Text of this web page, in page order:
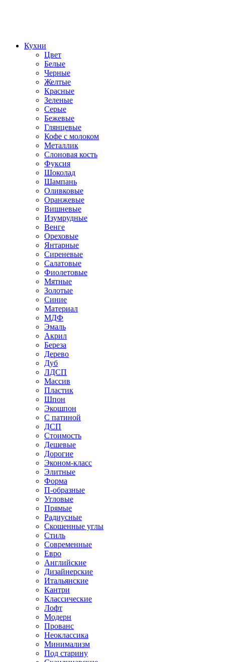
Кухни
Цвет
Белые
Черные
Желтые
Красные
Зеленые
Серые
Бежевые
Глянцевые
Кофе с молоком
Металлик
Слоновая кость
Фуксия
Шоколад
Шампань
Оливковые
Оранжевые
Вишневые
Изумрудные
Венге
Ореховые
Янтарные
Сиреневые
Салатовые
Фиолетовые
Мятные
Золотые
Синие
Материал
МДФ
Эмаль
Акрил
Береза
Дерево
Дуб
ЛДСП
Массив
Пластик
Шпон
Экошпон
С патиной
ДСП
Стоимость
Дешевые
Дорогие
Эконом-класс
Элитные
Форма
П-образные
Угловые
Прямые
Радиусные
Скошенные углы
Стиль
Современные
Евро
Английские
Дизайнерские
Итальянские
Кантри
Классические
Лофт
Модерн
Прованс
Неоклассика
Минимализм
Под старину